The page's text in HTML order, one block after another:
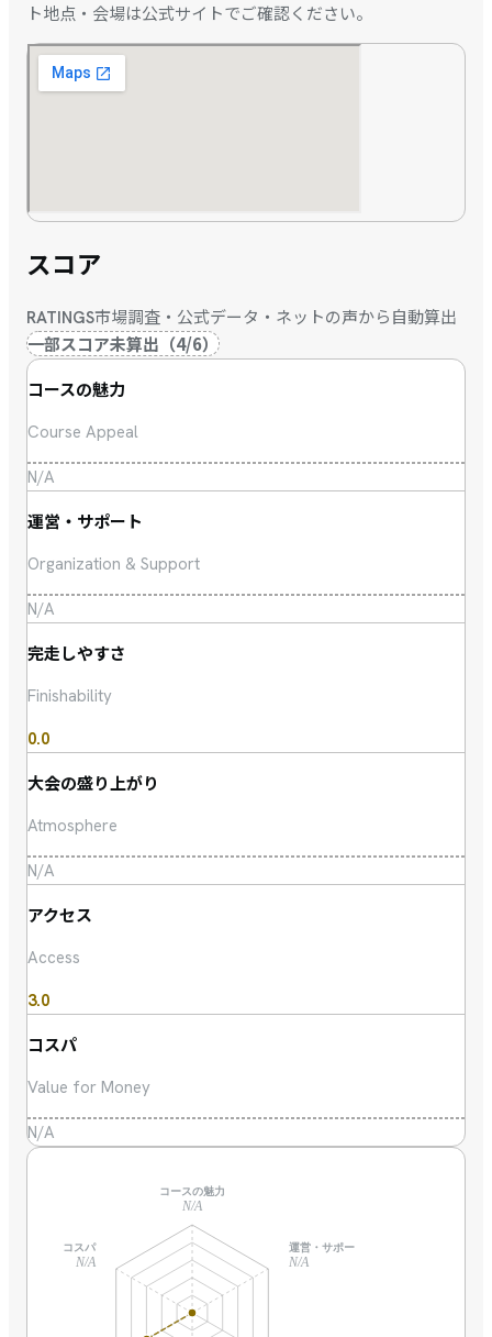
ト地点・会場は公式サイトでご確認ください。
スコア
RATINGS市場調査・公式データ・ネットの声から自動算出
一部スコア未算出 （4/6）
コースの魅力
Course Appeal
N/A
運営・サポート
Organization & Support
N/A
完走しやすさ
Finishability
0.0
大会の盛り上がり
Atmosphere
N/A
アクセス
Access
3.0
コスパ
Value for Money
N/A
コースの魅力
N/A
運営・サポート
N/A
コスパ
N/A